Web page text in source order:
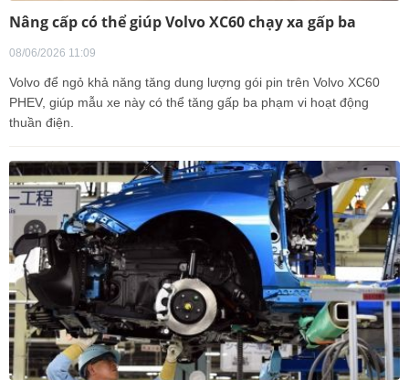
Nâng cấp có thể giúp Volvo XC60 chạy xa gấp ba
08/06/2026 11:09
Volvo để ngỏ khả năng tăng dung lượng gói pin trên Volvo XC60
PHEV, giúp mẫu xe này có thể tăng gấp ba phạm vi hoạt động
thuần điện.